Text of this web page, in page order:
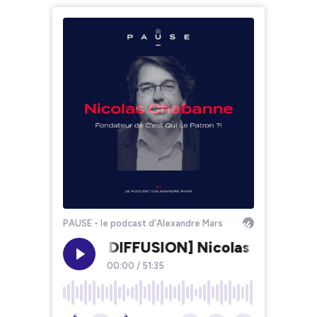
PAUSE - le podcast d’Alexandre Mars
[REDIFFUSION] Nicolas
00:00 / 51:35